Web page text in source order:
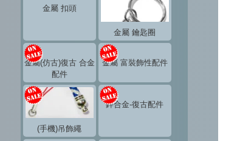
金屬 扣頭
金屬 鑰匙圈
金屬(仿古)復古 合金
配件
金屬 富裝飾性配件
(手機)吊飾繩
鋅合金-復古配件